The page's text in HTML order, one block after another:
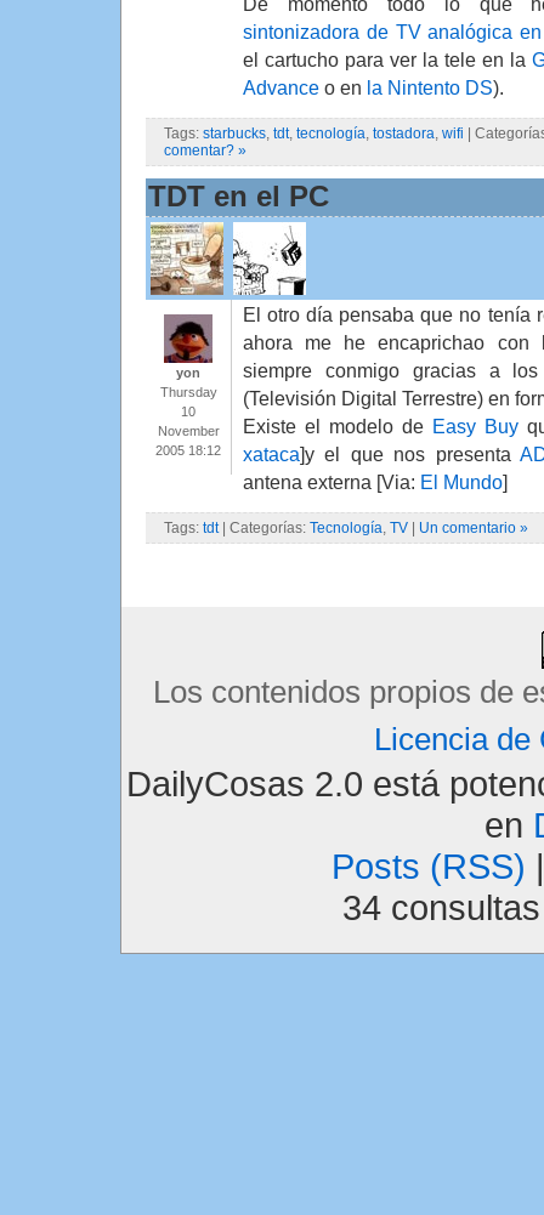
sintonizadora de TV analógica
el cartucho para ver la tele en la
Advance o en la Nintento DS).
Tags: starbucks, tdt, tecnología, tostadora, wifi |
comentar? »
TDT en el PC
yon
Thursday
10
November
2005 18:12
El otro día pensaba que no tenía
ahora me he encaprichao con
siempre conmigo gracias a
(Televisión Digital Terrestre) en
Existe el modelo de Easy Buy
xataca]y el que nos presenta
antena externa [Via: El Mundo]
Tags: tdt| Categorías: Tecnología, TV Un comentario »
Los contenidos propios de
Licencia de
DailyCosas 2.0 está
en
Posts (RSS)
34